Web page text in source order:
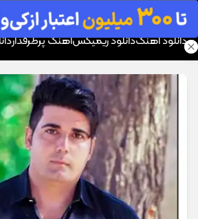
موزیک تار
دانلود آهنگدانلود ریمیکسآهنگ پرطرفدار